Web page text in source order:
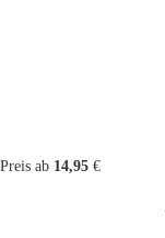
Preis ab 14,95 €